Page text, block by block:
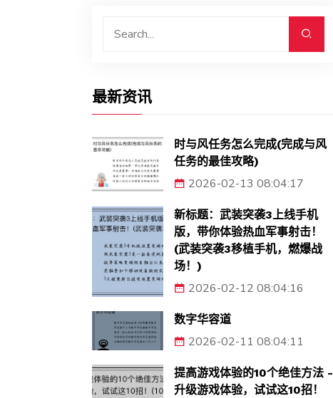
最新资讯
时与风任务怎么完成(完成与风
任务的最佳攻略)
2026-02-13 08:04:17
新标题：武装突袭3上线手机
版，带你体验热血军事射击！
(武装突袭3移植手机，燃爆战
场！)
2026-02-12 08:04:16
数字华容道
2026-02-11 08:04:11
提高游戏体验的10个绝佳方法 -
升级游戏体验，试试这10招！